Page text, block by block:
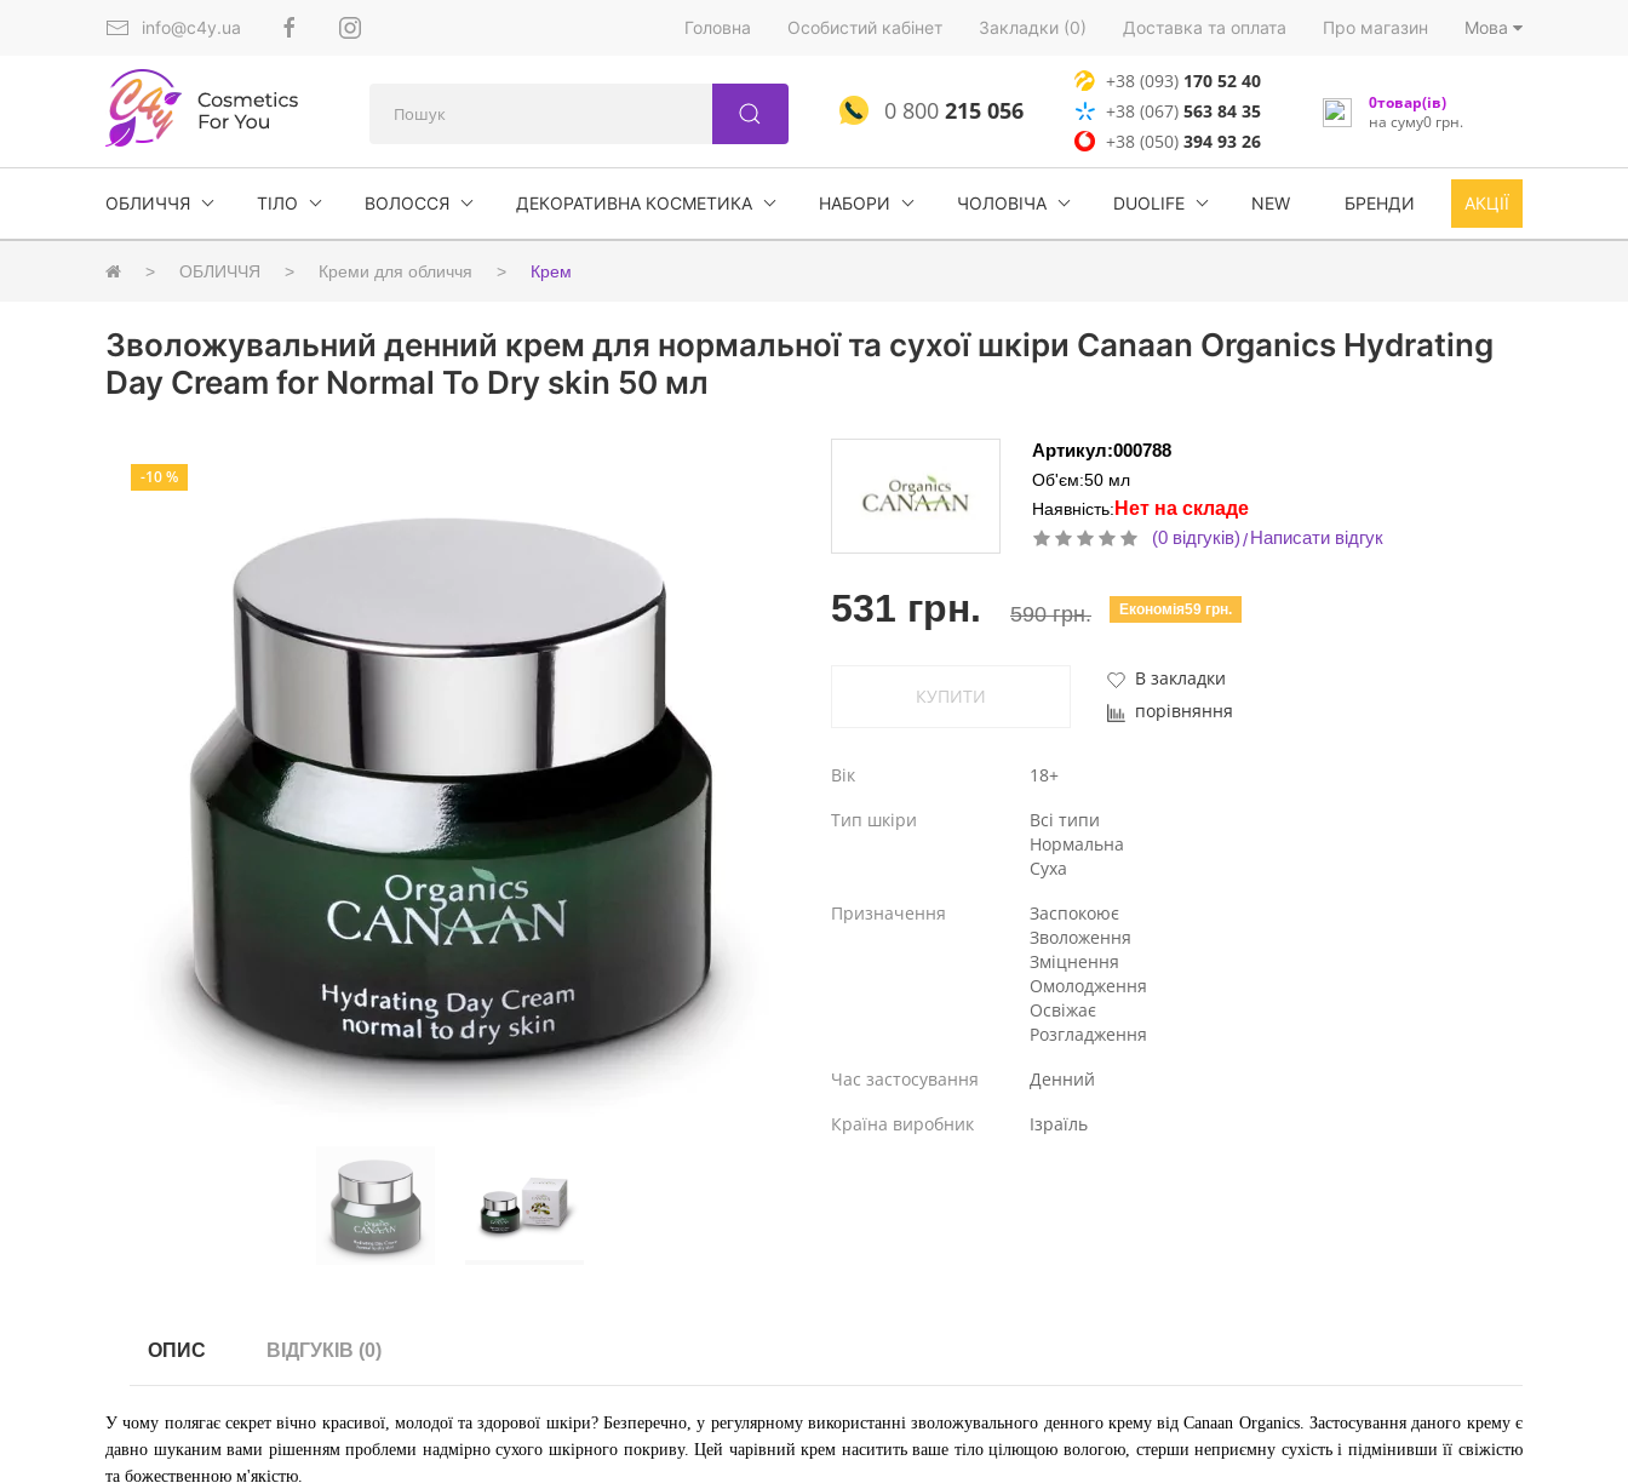
info@c4y.ua Головна Особистий кабінет Закладки (0) Доставка та оплата Про магазин Мова
0 800215 056
+38 (093) 170 52 40
+38 (067) 563 84 35
+38 (050)394 93 26
0товар(ів)
на суму0 грн.
ОБЛИЧЧЯ ТІЛО ВОЛОССЯ ДЕКОРАТИВНА КОСМЕТИКА НАБОРИ ЧОЛОВІЧА DUOLIFE NEW БРЕНДИ АКЦІЇ
ОБЛИЧЧЯ Креми для обличчя Крем
Зволожувальний денний крем для нормальної та сухої шкіри Canaan Organics Hydrating
Day Cream for Normal To Dry skin 50 мл
-10 %
Артикул:000788
Об'єм:50 мл
Наявність: Нет на складе
(0 відгуків)/Написати відгук
531 грн. 590 грн. Економія59 грн.
КУПИТИ
В закладки
порівняння
Вік
18+
Тип шкіри
Всі типи
Нормальна
Суха
Призначення
Заспокоює
Зволоження
Зміцнення
Омолодження
Освіжає
Розгладження
Час застосування
Денний
Країна виробник
Ізраїль
ОПИС ВІДГУКІВ (0)
У чому полягає секрет вічно красивої, молодої та здорової шкіри? Безперечно, у регулярному використанні зволожувального денного крему від Canaan Organics. Застосування даного крему є
давно шуканим вами рішенням проблеми надмірно сухого шкірного покриву. Цей чарівний крем наситить ваше тіло цілющою вологою, стерши неприємну сухість і підмінивши її свіжістю
та божественною м'якістю.